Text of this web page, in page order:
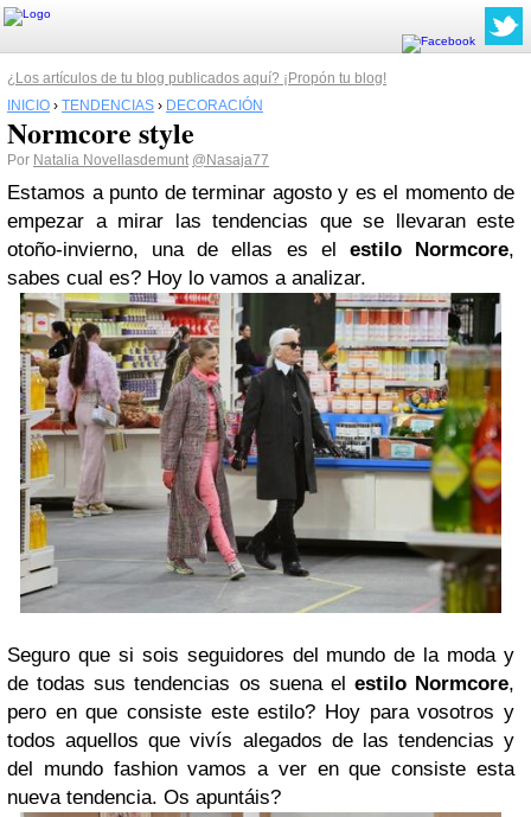
¿Los artículos de tu blog publicados aquí? ¡Propón tu blog!
INICIO › TENDENCIAS › DECORACIÓN
Normcore style
Por Natalia Novellasdemunt @Nasaja77
Estamos a punto de terminar agosto y es el momento de
empezar a mirar las tendencias que se llevaran este
otoño-invierno, una de ellas es el estilo Normcore,
sabes cual es? Hoy lo vamos a analizar.
Seguro que si sois seguidores del mundo de la moda y
de todas sus tendencias os suena el estilo Normcore,
pero en que consiste este estilo? Hoy para vosotros y
todos aquellos que vivís alegados de las tendencias y
del mundo fashion vamos a ver en que consiste esta
nueva tendencia. Os apuntáis?